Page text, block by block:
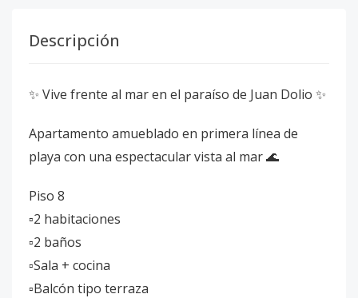
Descripción
✨ Vive frente al mar en el paraíso de Juan Dolio ✨
Apartamento amueblado en primera línea de
playa con una espectacular vista al mar 🌊
Piso 8
▫️2 habitaciones
▫️2 baños
▫️Sala + cocina
▫️Balcón tipo terraza